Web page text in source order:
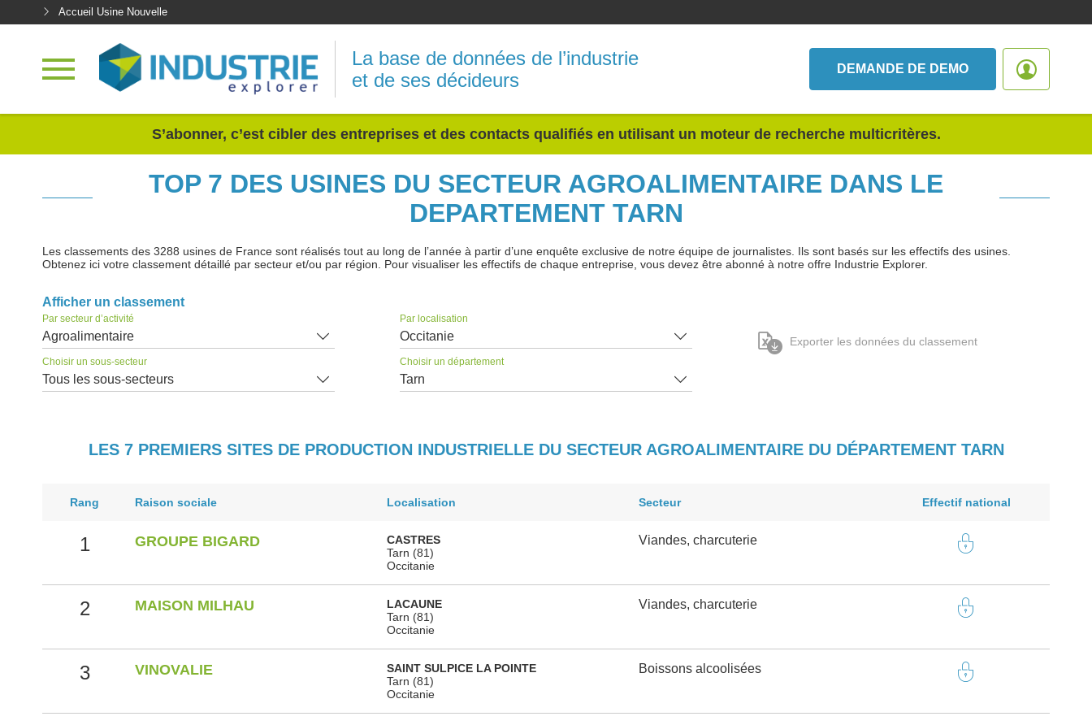
Accueil Usine Nouvelle
La base de données de l’industrie
et de ses décideurs
DEMANDE DE DEMO
S’abonner, c’est cibler des entreprises et des contacts qualifiés en utilisant un moteur de recherche multicritères.
TOP 7 DES USINES DU SECTEUR AGROALIMENTAIRE DANS LE
DEPARTEMENT TARN
Les classements des 3288 usines de France sont réalisés tout au long de l’année à partir d’une enquête exclusive de notre équipe de journalistes. Ils sont basés sur les effectifs des usines.
Obtenez ici votre classement détaillé par secteur et/ou par région. Pour visualiser les effectifs de chaque entreprise, vous devez être abonné à notre offre Industrie Explorer.
Afficher un classement
Par secteur d’activité
Agroalimentaire
Choisir un sous-secteur
Tous les sous-secteurs
Par localisation
Occitanie
Choisir un département
Tarn
Exporter les données du classement
LES 7 PREMIERS SITES DE PRODUCTION INDUSTRIELLE DU SECTEUR AGROALIMENTAIRE DU DÉPARTEMENT TARN
Rang Raison sociale Localisation Secteur Effectif national
1 GROUPE BIGARD
CASTRES
Tarn (81)
Occitanie
Viandes, charcuterie
2 MAISON MILHAU
LACAUNE
Tarn (81)
Occitanie
Viandes, charcuterie
3 VINOVALIE
SAINT SULPICE LA POINTE
Tarn (81)
Occitanie
Boissons alcoolisées